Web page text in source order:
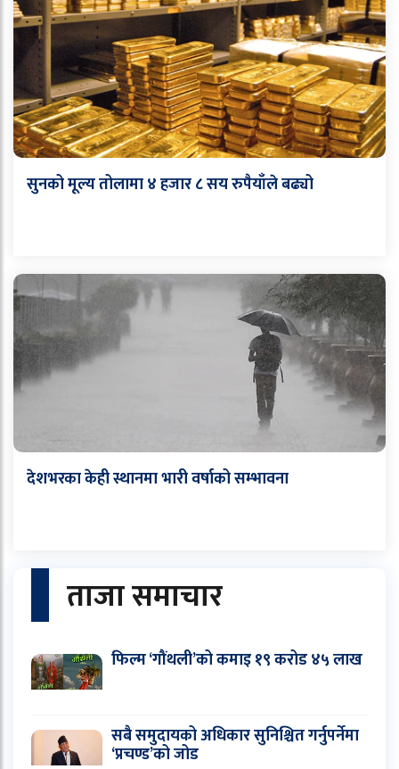
सुनको मूल्य तोलामा ४ हजार ८ सय रुपैयाँले बढ्यो
देशभरका केही स्थानमा भारी वर्षाको सम्भावना
ताजा समाचार
फिल्म ‘गौंथली’को कमाइ १९ करोड ४५ लाख
सबै समुदायको अधिकार सुनिश्चित गर्नुपर्नेमा
‘प्रचण्ड’को जोड